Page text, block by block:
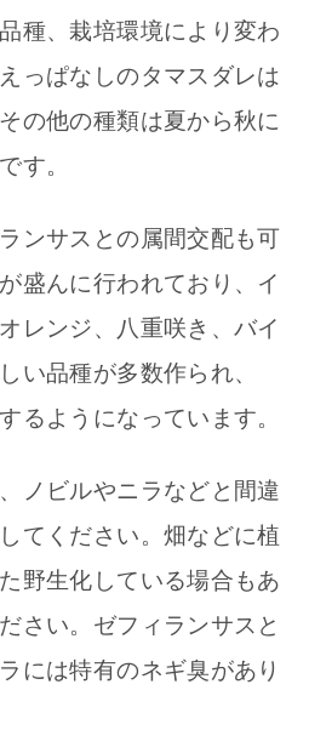
種、栽培環境により変わ
っぱなしのタマスダレは
の他の種類は夏から秋に
す。
ンサスとの属間交配も可
盛んに行われており、イ
レンジ、八重咲き、バイ
い品種が多数作られ、
るようになっています。
ノビルやニラなどと間違
てください。畑などに植
野生化している場合もあ
さい。ゼフィランサスと
には特有のネギ臭があり